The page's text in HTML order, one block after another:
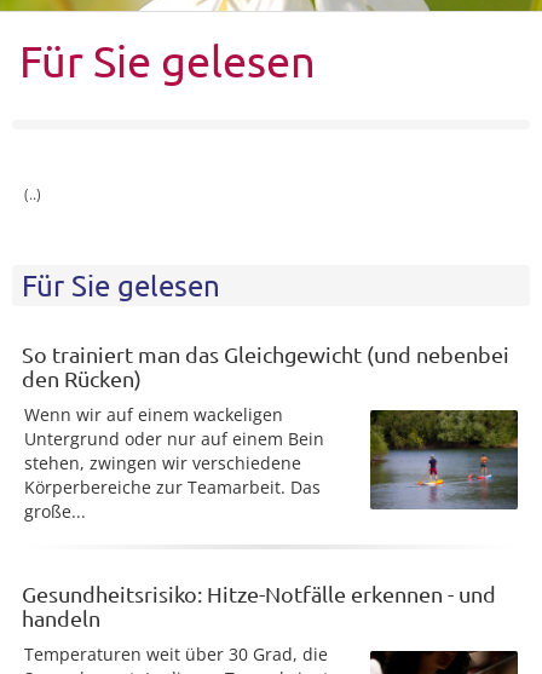
Für Sie gelesen
(..)
Für Sie gelesen
So trainiert man das Gleichgewicht (und nebenbei
den Rücken)
Wenn wir auf einem wackeligen
Untergrund oder nur auf einem Bein
stehen, zwingen wir verschiedene
Körperbereiche zur Teamarbeit. Das
große...
Gesundheitsrisiko: Hitze-Notfälle erkennen - und
handeln
Temperaturen weit über 30 Grad, die